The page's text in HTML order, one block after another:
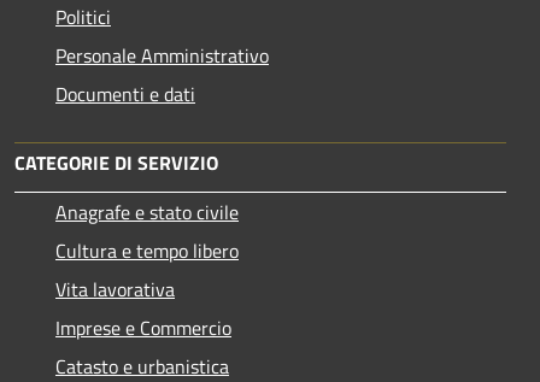
Politici
Personale Amministrativo
Documenti e dati
CATEGORIE DI SERVIZIO
Anagrafe e stato civile
Cultura e tempo libero
Vita lavorativa
Imprese e Commercio
Catasto e urbanistica